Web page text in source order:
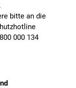
bitte an die
000 134